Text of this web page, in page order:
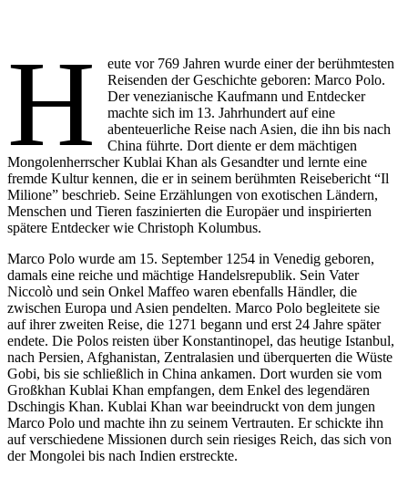
H
eute vor 769 Jahren wurde einer der berühmtesten
Reisenden der Geschichte geboren: Marco Polo.
Der venezianische Kaufmann und Entdecker
machte sich im 13. Jahrhundert auf eine
abenteuerliche Reise nach Asien, die ihn bis nach
China führte. Dort diente er dem mächtigen
Mongolenherrscher Kublai Khan als Gesandter und lernte eine
fremde Kultur kennen, die er in seinem berühmten Reisebericht “Il
Milione” beschrieb. Seine Erzählungen von exotischen Ländern,
Menschen und Tieren faszinierten die Europäer und inspirierten
spätere Entdecker wie Christoph Kolumbus.
Marco Polo wurde am 15. September 1254 in Venedig geboren,
damals eine reiche und mächtige Handelsrepublik. Sein Vater
Niccolò und sein Onkel Maffeo waren ebenfalls Händler, die
zwischen Europa und Asien pendelten. Marco Polo begleitete sie
auf ihrer zweiten Reise, die 1271 begann und erst 24 Jahre später
endete. Die Polos reisten über Konstantinopel, das heutige Istanbul,
nach Persien, Afghanistan, Zentralasien und überquerten die Wüste
Gobi, bis sie schließlich in China ankamen. Dort wurden sie vom
Großkhan Kublai Khan empfangen, dem Enkel des legendären
Dschingis Khan. Kublai Khan war beeindruckt von dem jungen
Marco Polo und machte ihn zu seinem Vertrauten. Er schickte ihn
auf verschiedene Missionen durch sein riesiges Reich, das sich von
der Mongolei bis nach Indien erstreckte.